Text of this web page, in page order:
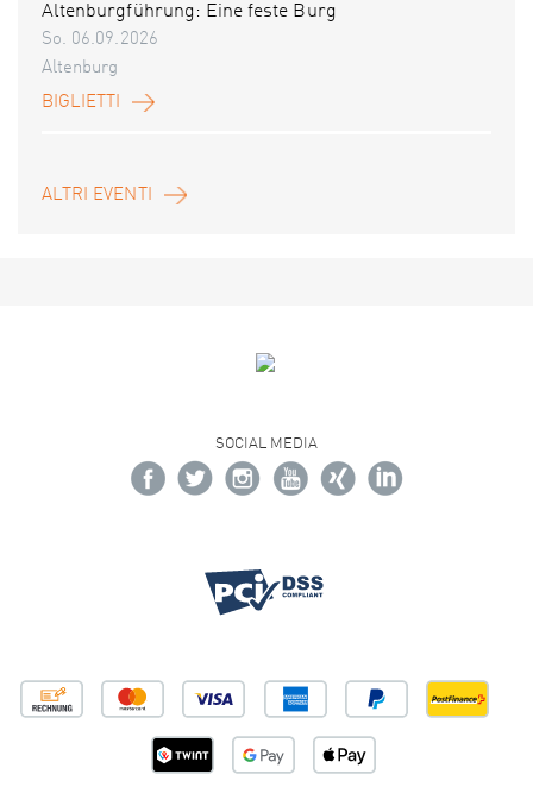
Altenburgführung: Eine feste Burg
So. 06.09.2026
Altenburg
BIGLIETTI
ALTRI EVENTI
SOCIAL MEDIA